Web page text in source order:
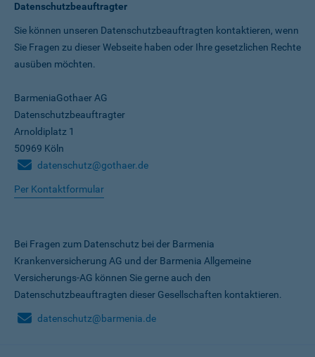
Datenschutzbeauftragter
Sie können unseren Datenschutz­beauftragten kontaktieren, wenn
Sie Fragen zu dieser Webseite haben oder Ihre gesetzlichen Rechte
ausüben möchten.
BarmeniaGothaer AG
Datenschutzbeauftragter
Arnoldiplatz 1
50969 Köln
datenschutz@gothaer.de
Per Kontaktformular
Bei Fragen zum Datenschutz bei der Barmenia
Krankenversicherung AG und der Barmenia Allgemeine
Versicherungs-AG können Sie gerne auch den
Datenschutzbeauftragten dieser Gesellschaften kontaktieren.
datenschutz@barmenia.de